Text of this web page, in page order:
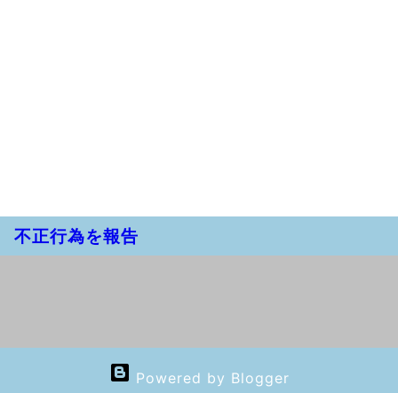
不正行為を報告
Powered by Blogger